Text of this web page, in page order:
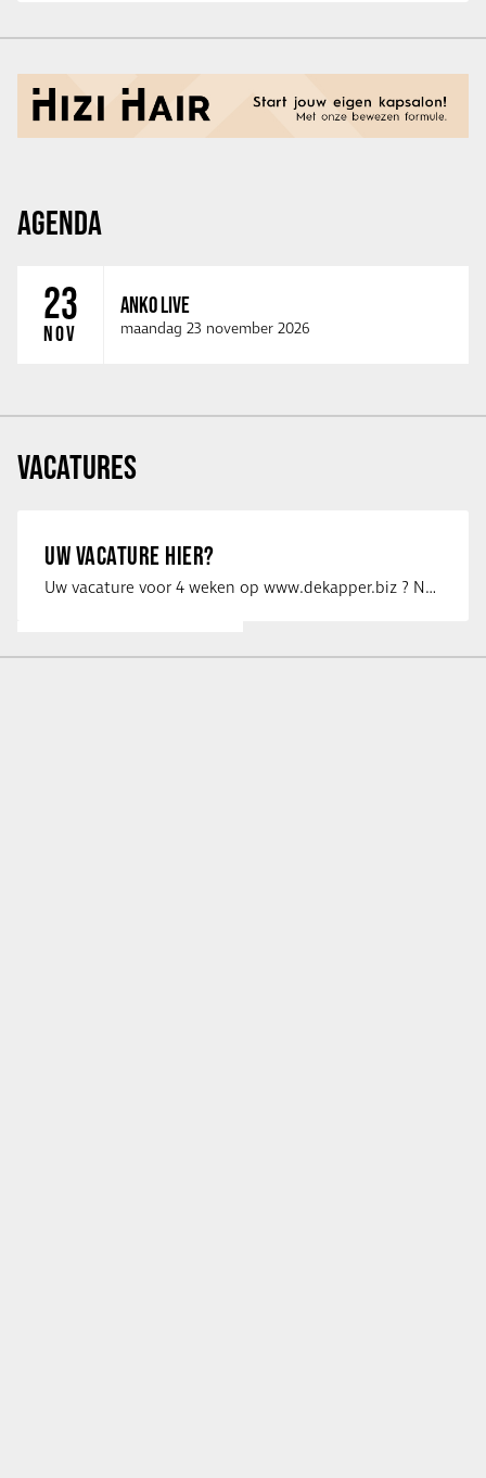
AGENDA
23
NOV
ANKO LIVE
maandag 23 november 2026
VACATURES
UW VACATURE HIER?
Uw vacature voor 4 weken op www.dekapper.biz ? Neem dan contact op met Maaike …